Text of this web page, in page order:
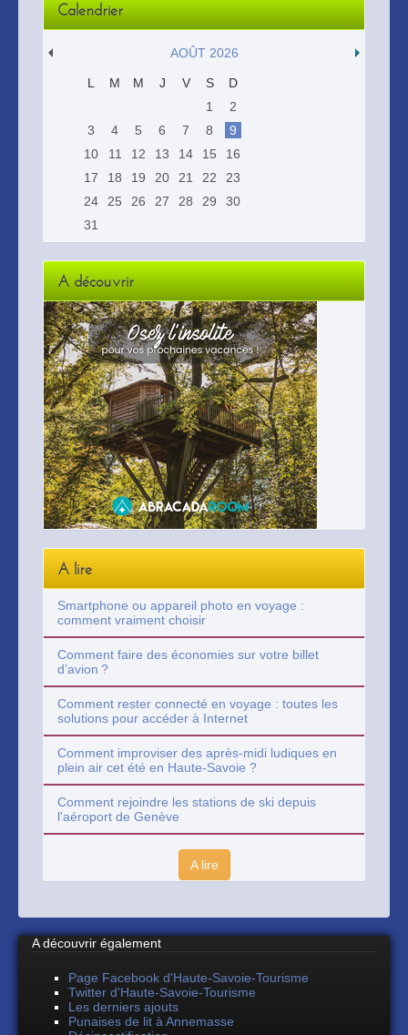
Calendrier
AOÛT 2026
L M M J V S
D
1
2
3
4 5 6 7 8
9
10
11 12 13 14 15
16
17
18 19 20 21 22
23
24
25 26 27 28 29
30
31
A découvrir
A lire
Smartphone ou appareil photo en voyage :
comment vraiment choisir
Comment faire des économies sur votre billet
d’avion ?
Comment rester connecté en voyage : toutes les
solutions pour accéder à Internet
Comment improviser des après-midi ludiques en
plein air cet été en Haute-Savoie ?
Comment rejoindre les stations de ski depuis
l'aéroport de Genève
A lire
A découvrir également
Page Facebook d'Haute-Savoie-Tourisme
Twitter d'Haute-Savoie-Tourisme
Les derniers ajouts
Punaises de lit à Annemasse